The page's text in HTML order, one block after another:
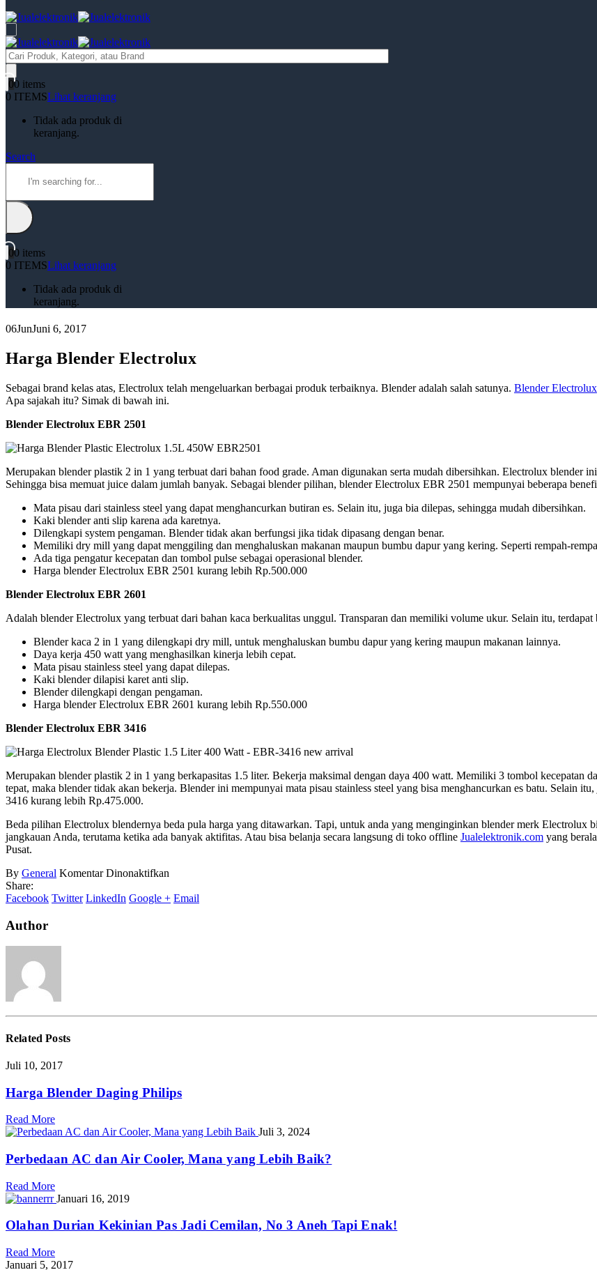
Products
search
00 items
0 ITEMSLihat keranjang
Tidak ada produk di
keranjang.
Search
00 items
0 ITEMSLihat keranjang
Tidak ada produk di
keranjang.
06JunJuni 6, 2017
Harga Blender Electrolux
Sebagai brand kelas atas, Electrolux telah mengeluarkan berbagai produk terbaiknya. Blender adalah salah satunya. Blender Electrolux
Apa sajakah itu? Simak di bawah ini.
Blender Electrolux EBR 2501
Merupakan blender plastik 2 in 1 yang terbuat dari bahan food grade. Aman digunakan serta mudah dibersihkan. Electrolux blender
Sehingga bisa memuat juice dalam jumlah banyak. Sebagai blender pilihan, blender Electrolux EBR 2501 mempunyai beberapa
Mata pisau dari stainless steel yang dapat menghancurkan butiran es. Selain itu, juga bia dilepas, sehingga mudah dibersihkan.
Kaki blender anti slip karena ada karetnya.
Dilengkapi system pengaman. Blender tidak akan berfungsi jika tidak dipasang dengan benar.
Memiliki dry mill yang dapat menggiling dan menghaluskan makanan maupun bumbu dapur yang kering. Seperti rempah-
Ada tiga pengatur kecepatan dan tombol pulse sebagai operasional blender.
Harga blender Electrolux EBR 2501 kurang lebih Rp.500.000
Blender Electrolux EBR 2601
Adalah blender Electrolux yang terbuat dari bahan kaca berkualitas unggul. Transparan dan memiliki volume ukur. Selain itu,
Blender kaca 2 in 1 yang dilengkapi dry mill, untuk menghaluskan bumbu dapur yang kering maupun makanan lainnya.
Daya kerja 450 watt yang menghasilkan kinerja lebih cepat.
Mata pisau stainless steel yang dapat dilepas.
Kaki blender dilapisi karet anti slip.
Blender dilengkapi dengan pengaman.
Harga blender Electrolux EBR 2601 kurang lebih Rp.550.000
Blender Electrolux EBR 3416
Merupakan blender plastik 2 in 1 yang berkapasitas 1.5 liter. Bekerja maksimal dengan daya 400 watt. Memiliki 3 tombol kecepatan
tepat, maka blender tidak akan bekerja. Blender ini mempunyai mata pisau stainless steel yang bisa menghancurkan es batu. Selain
3416 kurang lebih Rp.475.000.
Beda pilihan Electrolux blendernya beda pula harga yang ditawarkan. Tapi, untuk anda yang menginginkan blender merk Electrolux
jangkauan Anda, terutama ketika ada banyak aktifitas. Atau bisa belanja secara langsung di toko offline Jualelektronik.com yang
Pusat.
By General Komentar Dinonaktifkan
Blender
Share:
Facebook Twitter LinkedIn Google + Email
Author
RelatedPosts
Juli 10, 2017
Harga Blender Daging Philips
Read More
Juli 3, 2024
Perbedaan AC dan Air Cooler, Mana yang Lebih Baik?
Read More
Januari 16, 2019
Olahan Durian Kekinian Pas Jadi Cemilan, No 3 Aneh Tapi Enak!
Read More
Januari 5, 2017